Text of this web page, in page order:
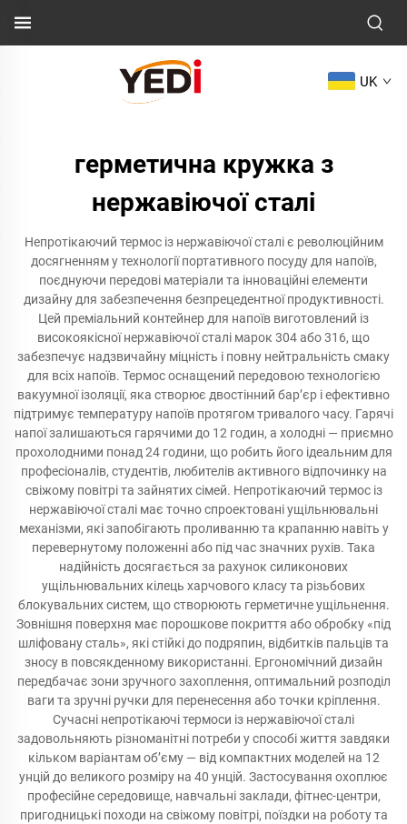
UK
герметична кружка з
нержавіючої сталі
Непротікаючий термос із нержавіючої сталі є революційним
досягненням у технології портативного посуду для напоїв,
поєднуючи передові матеріали та інноваційні елементи
дизайну для забезпечення безпрецедентної продуктивності.
Цей преміальний контейнер для напоїв виготовлений із
високоякісної нержавіючої сталі марок 304 або 316, що
забезпечує надзвичайну міцність і повну нейтральність смаку
для всіх напоїв. Термос оснащений передовою технологією
вакуумної ізоляції, яка створює двостінний бар’єр і ефективно
підтримує температуру напоїв протягом тривалого часу. Гарячі
напої залишаються гарячими до 12 годин, а холодні — приємно
прохолодними понад 24 години, що робить його ідеальним для
професіоналів, студентів, любителів активного відпочинку на
свіжому повітрі та зайнятих сімей. Непротікаючий термос із
нержавіючої сталі має точно спроектовані ущільнювальні
механізми, які запобігають проливанню та крапанню навіть у
перевернутому положенні або під час значних рухів. Така
надійність досягається за рахунок силиконових
ущільнювальних кілець харчового класу та різьбових
блокувальних систем, що створюють герметичне ущільнення.
Зовнішня поверхня має порошкове покриття або обробку «під
шліфовану сталь», які стійкі до подряпин, відбитків пальців та
зносу в повсякденному використанні. Ергономічний дизайн
передбачає зони зручного захоплення, оптимальний розподіл
ваги та зручні ручки для перенесення або точки кріплення.
Сучасні непротікаючі термоси із нержавіючої сталі
задовольняють різноманітні потреби у способі життя завдяки
кільком варіантам об’єму — від компактних моделей на 12
унцій до великого розміру на 40 унцій. Застосування охоплює
професійне середовище, навчальні заклади, фітнес-центри,
пригодницькі походи на свіжому повітрі, поїздки на роботу та